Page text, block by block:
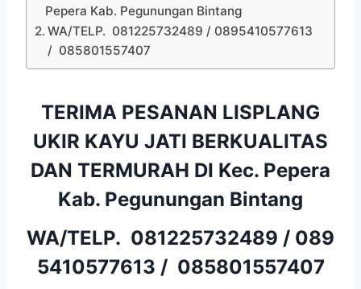
Pepera Kab. Pegunungan Bintang
WA/TELP. 081225732489 / 0895410577613
/ 085801557407
TERIMA PESANAN LISPLANG
UKIR KAYU JATI BERKUALITAS
DAN TERMURAH DI Kec. Pepera
Kab. Pegunungan Bintang
WA/TELP. 081225732489 / 089
5410577613 / 085801557407